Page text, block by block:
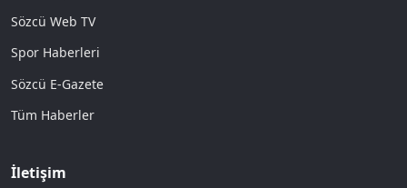
Sözcü Web TV
Spor Haberleri
Sözcü E-Gazete
Tüm Haberler
İletişim